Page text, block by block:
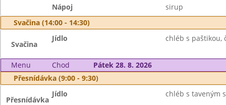
Nápoj
sirup
Svačina (14:00 - 14:30)
Svačina
Jídlo chléb s paštikou,
Menu Chod
Pátek 28. 8. 2026
Přesnídávka (9:00 - 9:30)
Přesnídávka
Jídlo chléb s taveným